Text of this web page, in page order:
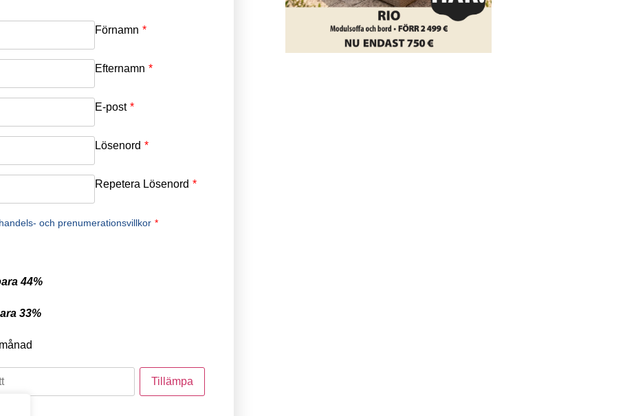
Förnamn *
Efternamn *
E-post *
Lösenord *
Repetera Lösenord *
handels- och prenumerationsvillkor *
44%
33%
Email
Password